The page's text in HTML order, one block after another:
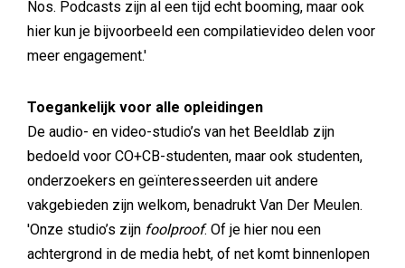
Nos. Podcasts zijn al een tijd echt booming, maar ook
hier kun je bijvoorbeeld een compilatievideo delen voor
meer engagement.'
Toegankelijk voor alle opleidingen
De audio- en video-studio’s van het Beeldlab zijn
bedoeld voor CO+CB-studenten, maar ook studenten,
onderzoekers en geïnteresseerden uit andere
vakgebieden zijn welkom, benadrukt Van Der Meulen.
'Onze studio’s zijn foolproof. Of je hier nou een
achtergrond in de media hebt, of net komt binnenlopen